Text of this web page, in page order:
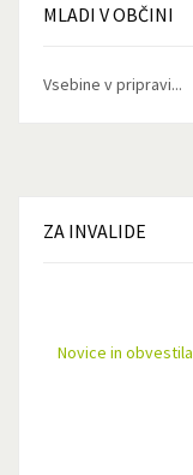
MLADI V OBČINI
Vsebine v pripravi...
ZA INVALIDE
Novice in obvestila